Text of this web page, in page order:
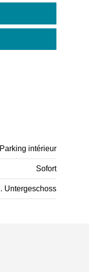
intérieur
Sofort
Untergeschoss